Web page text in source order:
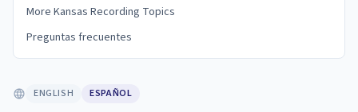
More Kansas Recording Topics
Preguntas frecuentes
ENGLISH ESPAÑOL